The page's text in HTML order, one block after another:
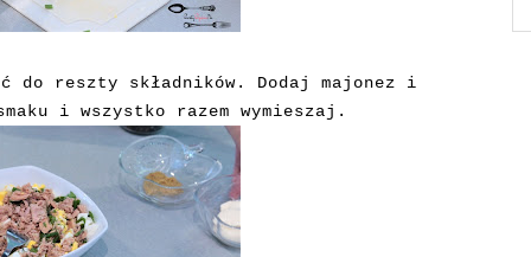
do reszty składników. Dodaj majonez i
i wszystko razem wymieszaj.